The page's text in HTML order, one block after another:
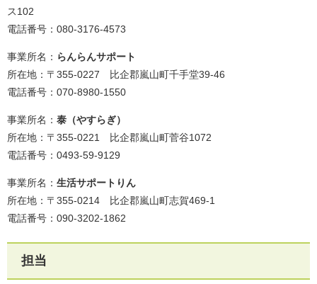
ス102
電話番号：080-3176-4573
事業所名： らんらんサポート
所在地：〒355-0227 比企郡嵐山町千手堂39-46
電話番号：070-8980-1550
事業所名： 泰（やすらぎ）
所在地：〒355-0221 比企郡嵐山町菅谷1072
電話番号：0493-59-9129
事業所名： 生活サポートりん
所在地：〒355-0214 比企郡嵐山町志賀469-1
電話番号：090-3202-1862
担当